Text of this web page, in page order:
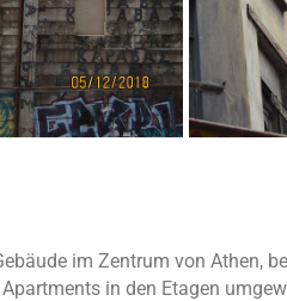
im Zentrum von Athen,
in den Etagen